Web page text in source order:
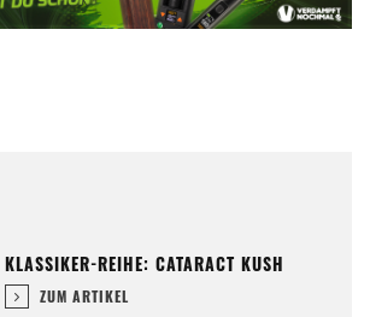
KLASSIKER-REIHE: CATARACT KUSH
ZUM ARTIKEL